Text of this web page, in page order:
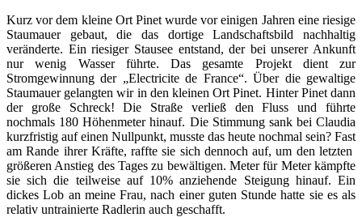
Kurz vor dem kleine Ort Pinet wurde vor einigen Jahren eine riesige
Staumauer gebaut, die das dortige Landschaftsbild nachhaltig
veränderte. Ein riesiger Stausee entstand, der bei unserer Ankunft
nur wenig Wasser führte. Das gesamte Projekt dient zur
Stromgewinnung der „Electricite de France“. Über die gewaltige
Staumauer gelangten wir in den kleinen Ort Pinet. Hinter Pinet dann
der große Schreck! Die Straße verließ den Fluss und führte
nochmals 180 Höhenmeter hinauf. Die Stimmung sank bei Claudia
kurzfristig auf einen Nullpunkt, musste das heute nochmal sein? Fast
am Rande ihrer Kräfte, raffte sie sich dennoch auf, um den letzten
größeren Anstieg des Tages zu bewältigen. Meter für Meter kämpfte
sie sich die teilweise auf 10% anziehende Steigung hinauf. Ein
dickes Lob an meine Frau, nach einer guten Stunde hatte sie es als
relativ untrainierte Radlerin auch geschafft.